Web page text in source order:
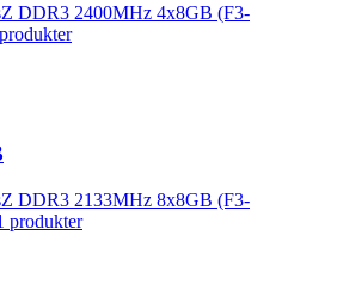
DDR3 2400MHz 4x8GB (F3-
produkter
DDR3 2133MHz 8x8GB (F3-
produkter